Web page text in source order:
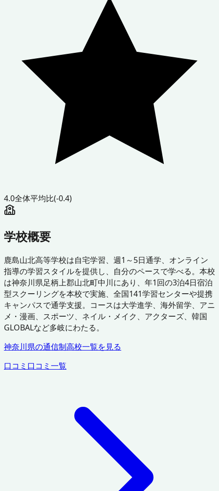
4.0全体平均比(-0.4)
学校概要
鹿島山北高等学校は自宅学習、週1～5日通学、オンライン
指導の学習スタイルを提供し、自分のペースで学べる。本校
は神奈川県足柄上郡山北町中川にあり、年1回の3泊4日宿泊
型スクーリングを本校で実施、全国141学習センターや提携
キャンパスで通学支援。コースは大学進学、海外留学、アニ
メ・漫画、スポーツ、ネイル・メイク、アクターズ、韓国
GLOBALなど多岐にわたる。
神奈川県の通信制高校一覧を見る
口コミ 口コミ一覧